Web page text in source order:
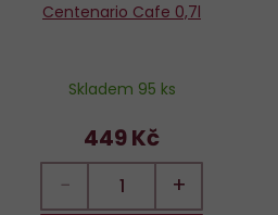
Centenario Cafe 0,7l
Skladem 95 ks
449 Kč
− +